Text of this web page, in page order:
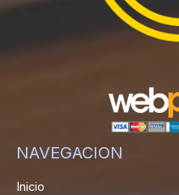
NAVEGACION
Inicio